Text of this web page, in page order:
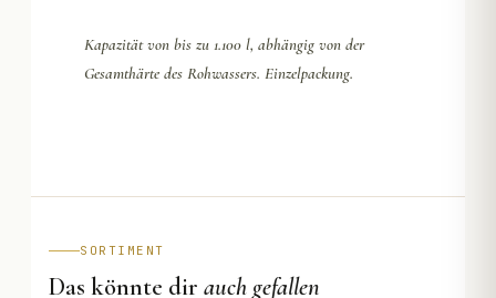
Kapazität von bis zu 1.100 l, abhängig von der
Gesamthärte des Rohwassers. Einzelpackung.
SORTIMENT
Das könnte dir auch gefallen